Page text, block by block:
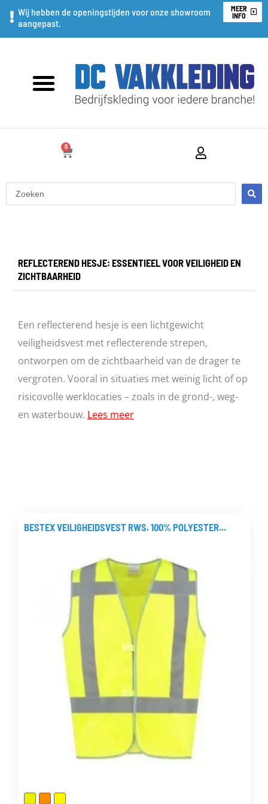
Ga
naar
Wij hebben de openingstijden voor onze showroom
aangepast.
MEER
INFO
0
WINKELWAGEN
Search
...
REFLECTEREND HESJE: ESSENTIEEL VOOR VEILIGHEID EN
ZICHTBAARHEID
Een reflecterend hesje is een lichtgewicht
veiligheidsvest met reflecterende strepen,
ontworpen om de zichtbaarheid van de drager te
vergroten. Vooral in situaties met weinig licht of op
risicovolle werklocaties – zoals in de grond-, weg-
en waterbouw. Lees meer
BESTEX VEILIGHEIDSVEST RWS. 100% POLYESTER...